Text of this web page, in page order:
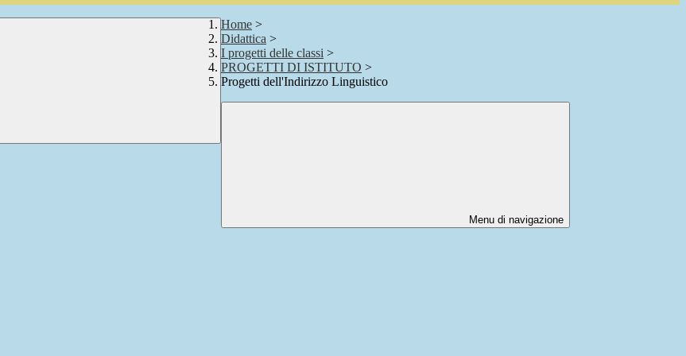
Home >
Didattica >
I progetti delle classi >
PROGETTI DI ISTITUTO >
Progetti dell'Indirizzo Linguistico
Menu di navigazione